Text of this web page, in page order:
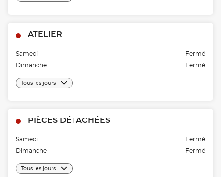
ATELIER
Samedi
Fermé
Dimanche
Fermé
Tous les jours
PIÈCES DÉTACHÉES
Samedi
Fermé
Dimanche
Fermé
Tous les jours